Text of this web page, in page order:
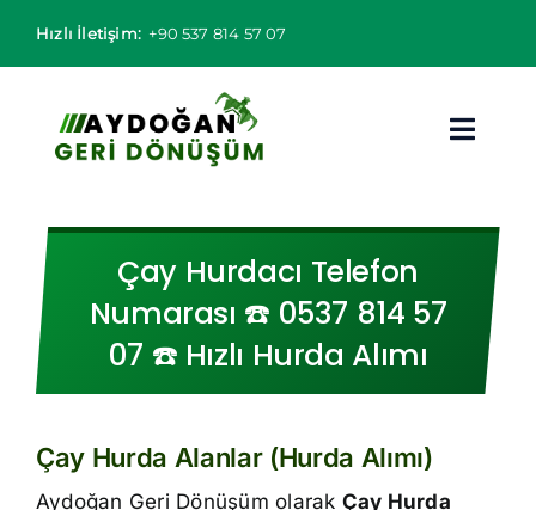
Hızlı İletişim: +90 537 814 57 07
Hurda Fiyatları
Hizmet Bölgeleri
Hakkımızda
Çay Hurdacı Telefon
Numarası ☎️ 0537 814 57
07 ☎️ Hızlı Hurda Alımı
Çay Hurda Alanlar (Hurda Alımı)
Aydoğan Geri Dönüşüm olarak Çay Hurda